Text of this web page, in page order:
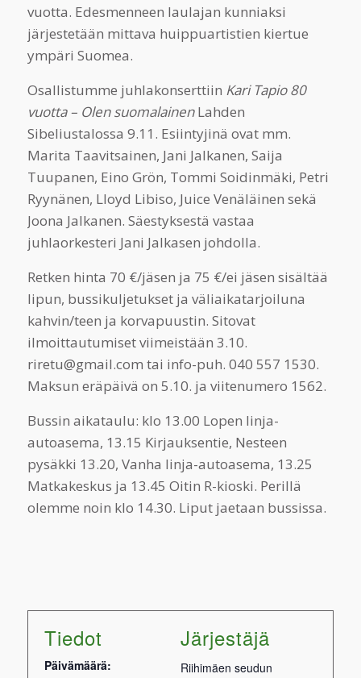
vuotta. Edesmenneen laulajan kunniaksi
järjestetään mittava huippuartistien kiertue
ympäri Suomea.
Osallistumme juhlakonserttiin Kari Tapio 80
vuotta – Olen suomalainenLahden
Sibeliustalossa 9.11. Esiintyjinä ovat mm.
Marita Taavitsainen, Jani Jalkanen, Saija
Tuupanen, Eino Grön, Tommi Soidinmäki, Petri
Ryynänen, Lloyd Libiso, Juice Venäläinen sekä
Joona Jalkanen. Säestyksestä vastaa
juhlaorkesteri Jani Jalkasen johdolla.
Retken hinta 70 €/jäsen ja 75 €/ei jäsen sisältää
lipun, bussikuljetukset ja väliaikatarjoiluna
kahvin/teen ja korvapuustin. Sitovat
ilmoittautumiset viimeistään 3.10.
riretu@gmail.com tai info-puh. 040 557 1530.
Maksun eräpäivä on 5.10. ja viitenumero 1562.
Bussin aikataulu: klo 13.00 Lopen linja-
autoasema, 13.15 Kirjauksentie, Nesteen
pysäkki 13.20, Vanha linja-autoasema, 13.25
Matkakeskus ja 13.45 Oitin R-kioski. Perillä
olemme noin klo 14.30. Liput jaetaan bussissa.
Tiedot
Päivämäärä:
Järjestäjä
Riihimäen seudun